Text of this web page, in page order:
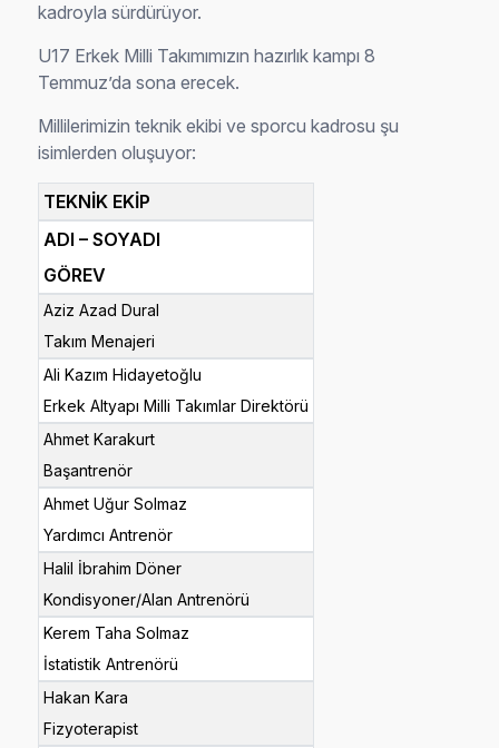
kadroyla sürdürüyor.
U17 Erkek Milli Takımımızın hazırlık kampı 8
Temmuz’da sona erecek.
Millilerimizin teknik ekibi ve sporcu kadrosu şu
isimlerden oluşuyor:
TEKNİK EKİP
ADI – SOYADI
GÖREV
Aziz Azad Dural
Takım Menajeri
Ali Kazım Hidayetoğlu
Erkek Altyapı Milli Takımlar Direktörü
Ahmet Karakurt
Başantrenör
Ahmet Uğur Solmaz
Yardımcı Antrenör
Halil İbrahim Döner
Kondisyoner/Alan Antrenörü
Kerem Taha Solmaz
İstatistik Antrenörü
Hakan Kara
Fizyoterapist